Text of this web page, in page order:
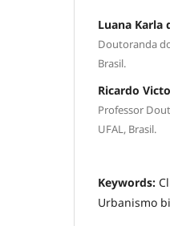
Luana Karla
Doutoranda
Brasil.
Ricardo
Professor
UFAL, Brasil.
Keywords:
Urbanismo